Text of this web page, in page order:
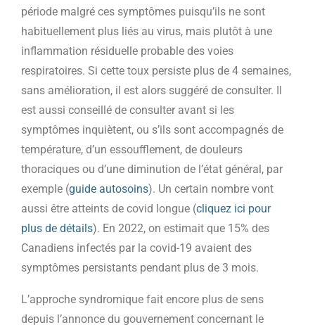
période malgré ces symptômes puisqu’ils ne sont
habituellement plus liés au virus, mais plutôt à une
inflammation résiduelle probable des voies
respiratoires. Si cette toux persiste plus de 4 semaines,
sans amélioration, il est alors suggéré de consulter. Il
est aussi conseillé de consulter avant si les
symptômes inquiètent, ou s’ils sont accompagnés de
température, d’un essoufflement, de douleurs
thoraciques ou d’une diminution de l’état général, par
exemple (guide autosoins). Un certain nombre vont
aussi être atteints de covid longue (cliquez ici pour
plus de détails). En 2022, on estimait que 15% des
Canadiens infectés par la covid-19 avaient des
symptômes persistants pendant plus de 3 mois.
L’approche syndromique fait encore plus de sens
depuis l’annonce du gouvernement concernant le